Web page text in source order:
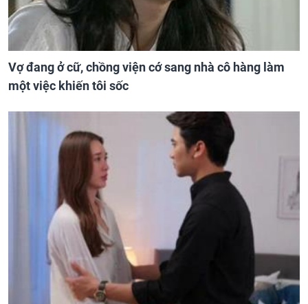
Vợ đang ở cữ, chồng viện cớ sang nhà cô hàng làm
một việc khiến tôi sốc